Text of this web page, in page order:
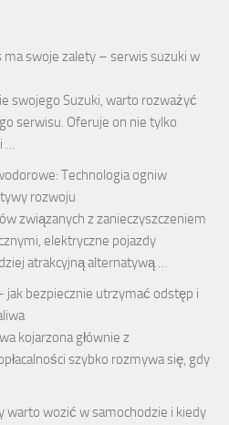
swoje zalety – serwis suzuki w
swojego Suzuki, warto rozważyć
serwisu. Oferuje on nie tylko
…
Technologia ogniw
rozwoju
związanych z zanieczyszczeniem
elektryczne pojazdy
atrakcyjną alternatywą …
jak bezpiecznie utrzymać odstęp i
kojarzona głównie z
szybko rozmywa się, gdy
warto wozić w samochodzie i kiedy